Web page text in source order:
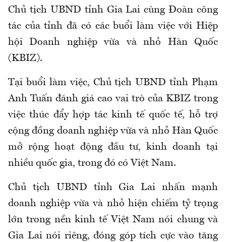
Chủ tịch UBND tỉnh Gia Lai cùng Đoàn công
tác của tỉnh đã có các buổi làm việc với Hiệp
hội Doanh nghiệp vừa và nhỏ Hàn Quốc
(KBIZ).
Tại buổi làm việc, Chủ tịch UBND tỉnh Phạm
Anh Tuấn đánh giá cao vai trò của KBIZ trong
việc thúc đẩy hợp tác kinh tế quốc tế, hỗ trợ
cộng đồng doanh nghiệp vừa và nhỏ Hàn Quốc
mở rộng hoạt động đầu tư, kinh doanh tại
nhiều quốc gia, trong đó có Việt Nam.
Chủ tịch UBND tỉnh Gia Lai nhấn mạnh
doanh nghiệp vừa và nhỏ hiện chiếm tỷ trọng
lớn trong nền kinh tế Việt Nam nói chung và
Gia Lai nói riêng, đóng góp tích cực vào tăng